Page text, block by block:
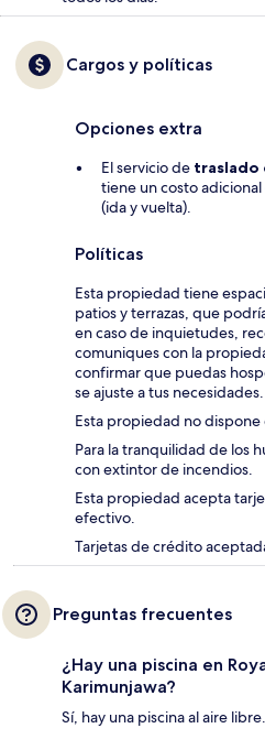
Cargos y políticas
Opciones extra
El servicio de traslado
tiene un costo
(ida y vuelta).
Políticas
Esta propiedad tiene
patios y terrazas, que
en caso de inquietudes,
comuniques con la
confirmar que puedas
se ajuste a tus necesidades.
Esta propiedad no dispone
Para la tranquilidad de los
con extintor de incendios.
Esta propiedad acepta
efectivo.
Tarjetas de crédito
Preguntas frecuentes
¿Hay una piscina en
Karimunjawa?
Sí, hay una piscina al aire libre.